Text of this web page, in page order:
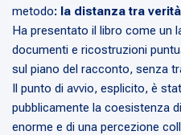
metodo: la distanza tra
Ha presentato il libro come un
documenti e ricostruzioni
sul piano del racconto, senza
Il punto di avvio, esplicito, è
pubblicamente la coesistenza
enorme e di una percezione